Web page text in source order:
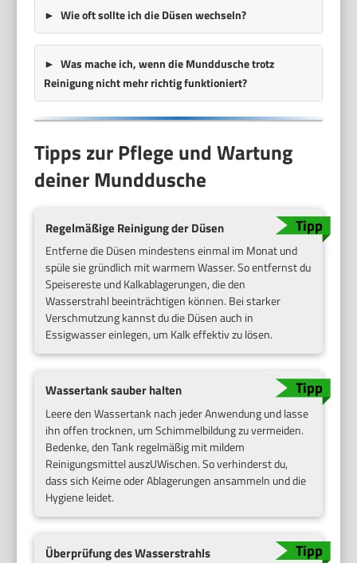
Wie oft sollte ich die Düsen wechseln?
Was mache ich, wenn die Munddusche trotz
Reinigung nicht mehr richtig funktioniert?
Tipps zur Pflege und Wartung
deiner Munddusche
Regelmäßige Reinigung der Düsen
Entferne die Düsen mindestens einmal im Monat und
spüle sie gründlich mit warmem Wasser. So entfernst du
Speisereste und Kalkablagerungen, die den
Wasserstrahl beeinträchtigen können. Bei starker
Verschmutzung kannst du die Düsen auch in
Essigwasser einlegen, um Kalk effektiv zu lösen.
Wassertank sauber halten
Leere den Wassertank nach jeder Anwendung und lasse
ihn offen trocknen, um Schimmelbildung zu vermeiden.
Bedenke, den Tank regelmäßig mit mildem
Reinigungsmittel auszUWischen. So verhinderst du,
dass sich Keime oder Ablagerungen ansammeln und die
Hygiene leidet.
Überprüfung des Wasserstrahls